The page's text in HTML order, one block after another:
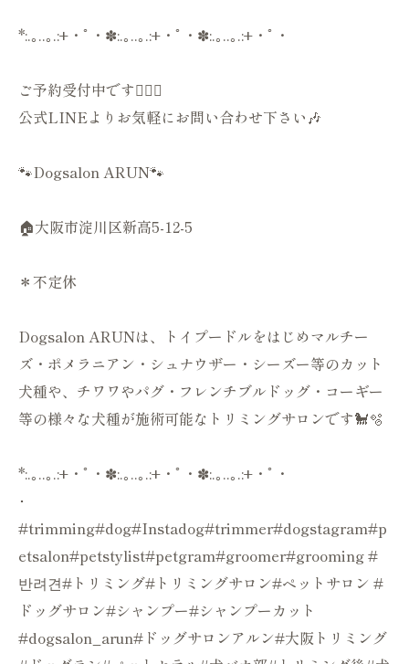
*:.｡..｡.:+・ﾟ・✽:.｡..｡.:+・ﾟ・✽:.｡..｡.:+・ﾟ・
ご予約受付中です💁🏻‍♀️
公式LINEよりお気軽にお問い合わせ下さい🎶
🐾Dogsalon ARUN🐾
🏠大阪市淀川区新高5-12-5
＊不定休
Dogsalon ARUNは、トイプードルをはじめマルチー
ズ・ポメラニアン・シュナウザー・シーズー等のカット
犬種や、チワワやパグ・フレンチブルドッグ・コーギー
等の様々な犬種が施術可能なトリミングサロンです🐩🫧
*:.｡..｡.:+・ﾟ・✽:.｡..｡.:+・ﾟ・✽:.｡..｡.:+・ﾟ・
･
#trimming#dog#Instadog#trimmer#dogstagram#p
etsalon#petstylist#petgram#groomer#grooming #
반려견#トリミング#トリミングサロン#ペットサロン #
ドッグサロン#シャンプー#シャンプーカット
#dogsalon_arun#ドッグサロンアルン#大阪トリミング